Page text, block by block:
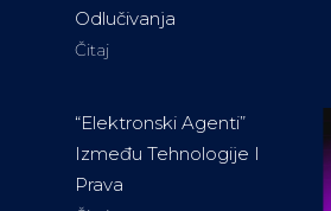
Odlučivanja
Čitaj
“Elektronski Agenti”
Između Tehnologije I
Prava